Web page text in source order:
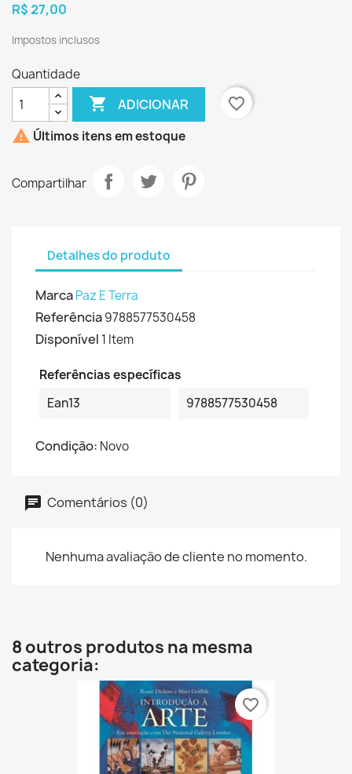
R$ 27,00
Impostos inclusos
Quantidade
 ADICIONAR
favorite_border
 Últimos itens em estoque
Compartilhar
Detalhes do produto
MarcaPaz E Terra
Referência9788577530458
Disponível 1 Item
Referências específicas
Ean13
9788577530458
Condição: Novo
Comentários (0)
Nenhuma avaliação de cliente no momento.
8 outros produtos na mesma
categoria:
favorite_border